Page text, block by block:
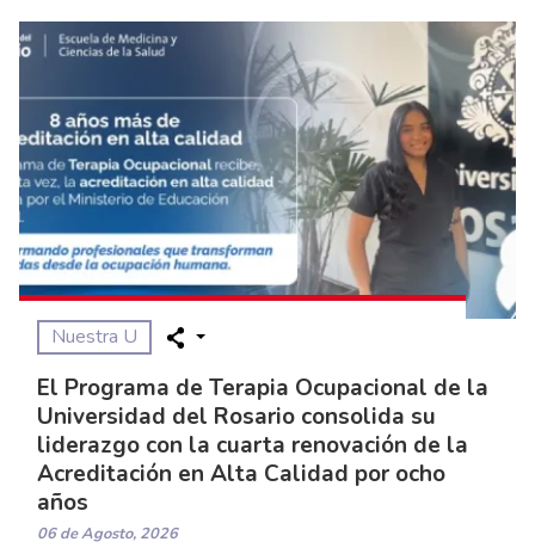
Nuestra U
El Programa de Terapia Ocupacional de la
Universidad del Rosario consolida su
liderazgo con la cuarta renovación de la
Acreditación en Alta Calidad por ocho
años
06 de Agosto, 2026